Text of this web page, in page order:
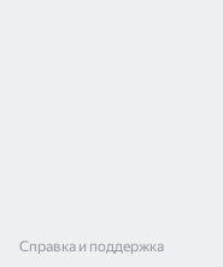
Справка и поддержка